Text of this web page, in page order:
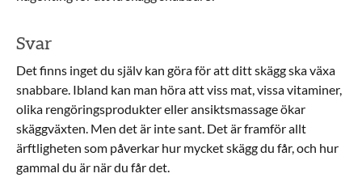
Svar
Det finns inget du själv kan göra för att ditt skägg ska växa
snabbare. Ibland kan man höra att viss mat, vissa vitaminer,
olika rengöringsprodukter eller ansiktsmassage ökar
skäggväxten. Men det är inte sant. Det är framför allt
ärftligheten som påverkar hur mycket skägg du får, och hur
gammal du är när du får det.